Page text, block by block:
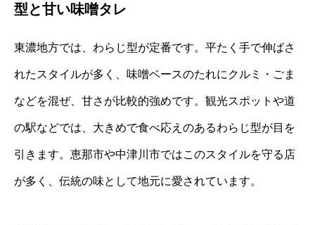
型と甘い味噌タレ
東濃地方では、わらじ型が定番です。平たく手で伸ばさ
れたスタイルが多く、味噌ベースのたれにクルミ・ごま
などを混ぜ、甘さが比較的強めです。観光スポットや道
の駅などでは、大きめで食べ応えのあるわらじ型が目を
引きます。恵那市や中津川市ではこのスタイルを守る店
が多く、伝統の味として地元に愛されています。